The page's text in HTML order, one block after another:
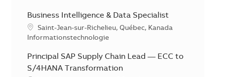
Business Intelligence & Data Specialist
Standort
Saint-Jean-sur-Richelieu, Québec, Kanada
Kategorie
Informationstechnologie
Principal SAP Supply Chain Lead — ECC to
S/4HANA Transformation